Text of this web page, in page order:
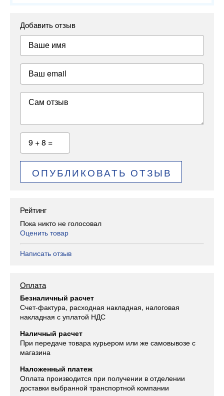
Добавить отзыв
Ваше имя
Ваш email
Сам отзыв
9 + 8 =
ОПУБЛИКОВАТЬ ОТЗЫВ
Рейтинг
Пока никто не голосовал
Оценить товар
Написать отзыв
Оплата
Безналичный расчет
Счет-фактура, расходная накладная, налоговая
накладная с уплатой НДС
Наличный расчет
При передаче товара курьером или же самовывозе с
магазина
Наложенный платеж
Оплата производится при получении в отделении
доставки выбранной транспортной компании